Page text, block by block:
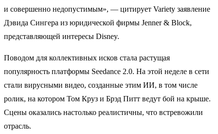
и совершенно недопустимым», — цитирует Variety заявление
Дэвида Сингера из юридической фирмы Jenner & Block,
представляющей интересы Disney.
Поводом для коллективных исков стала растущая
популярность платформы Seedance 2.0. На этой неделе в сети
стали вирусными видео, созданные этим ИИ, в том числе
ролик, на котором Том Круз и Брэд Питт ведут бой на крыше.
Сцены оказались настолько реалистичны, что встревожили
отрасль.